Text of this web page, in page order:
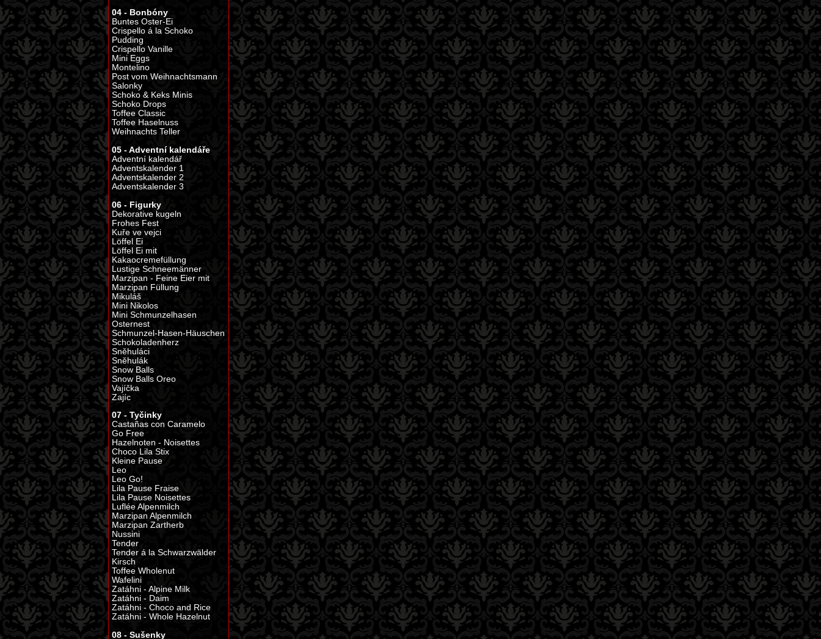
04 - Bonbóny
Buntes Oster-Ei
Crispello á la Schoko
Pudding
Crispello Vanille
Mini Eggs
Montelino
Post vom Weihnachtsmann
Salonky
Schoko & Keks Minis
Schoko Drops
Toffee Classic
Toffee Haselnuss
Weihnachts Teller
05 - Adventní kalendáře
Adventní kalendář
Adventskalender 1
Adventskalender 2
Adventskalender 3
06 - Figurky
Dekorative kugeln
Frohes Fest
Kuře ve vejci
Löffel Ei
Löffel Ei mit
Kakaocremefüllung
Lustige Schneemänner
Marzipan - Feine Eier mit
Marzipan Füllung
Mikuláš
Mini Nikolos
Mini Schmunzelhasen
Osternest
Schmunzel-Hasen-Häuschen
Schokoladenherz
Sněhuláci
Sněhulák
Snow Balls
Snow Balls Oreo
Vajíčka
Zajíc
07 - Tyčinky
Castañas con Caramelo
Go Free
Hazelnoten - Noisettes
Choco Lila Stix
Kleine Pause
Leo
Leo Go!
Lila Pause Fraise
Lila Pause Noisettes
Luflée Alpenmilch
Marzipan Alpenmilch
Marzipan Zartherb
Nussini
Tender
Tender á la Schwarzwälder
Kirsch
Toffee Wholenut
Wafelini
Zatáhni - Alpine Milk
Zatáhni - Daim
Zatáhni - Choco and Rice
Zatáhni - Whole Hazelnut
08 - Sušenky